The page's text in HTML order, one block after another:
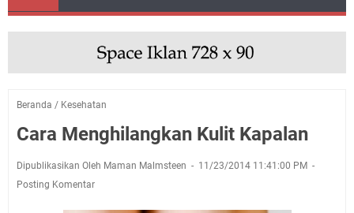
Beranda / Kesehatan
Cara Menghilangkan Kulit Kapalan
Dipublikasikan Oleh Maman Malmsteen
11/23/2014 11:41:00 PM
Posting Komentar